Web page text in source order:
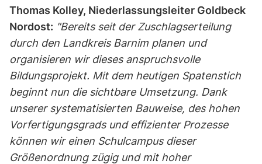
Thomas Kolley, Niederlassungsleiter Goldbeck
Nordost: "Bereits seit der Zuschlagserteilung
durch den Landkreis Barnim planen und
organisieren wir dieses anspruchsvolle
Bildungsprojekt. Mit dem heutigen Spatenstich
beginnt nun die sichtbare Umsetzung. Dank
unserer systematisierten Bauweise, des hohen
Vorfertigungsgrads und effizienter Prozesse
können wir einen Schulcampus dieser
Größenordnung zügig und mit hoher